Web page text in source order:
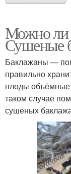
Можно ли
Сушеные
Баклажаны —
правильно
плоды объёмные
таком случае
сушеных